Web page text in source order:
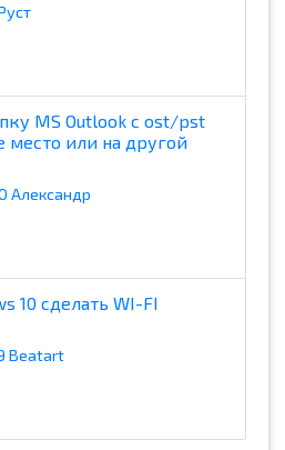
MS Outlook с ost/pst
место или на другой
Александр
10 сделать WI-FI
Beatart